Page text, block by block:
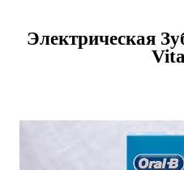
Электрическая